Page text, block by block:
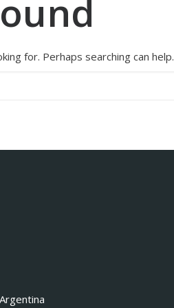
for. Perhaps searching can help.